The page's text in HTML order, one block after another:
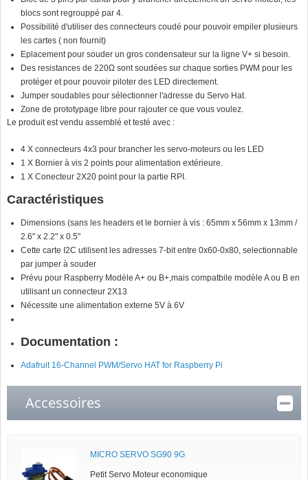
blocs sont regrouppé par 4.
Possibilité d'utiliser des connecteurs coudé pour pouvoir empiler plusieurs
les cartes ( non fournit)
Eplacement pour souder un gros condensateur sur la ligne V+ si besoin.
Des resistances de 220Ω sont soudées sur chaque sorties PWM pour les
protéger et pour pouvoir piloter des LED directement.
Jumper soudables pour sélectionner l'adresse du Servo Hat.
Zone de prototypage libre pour rajouter ce que vous voulez.
Le produit est vendu assemblé et testé avec :
4 X connecteurs 4x3 pour brancher les servo-moteurs ou les LED
1 X Bornier à vis 2 points pour alimentation extérieure.
1 X Conecteur 2X20 point pour la partie RPI.
Caractéristiques
Dimensions (sans les headers et le bornier à vis : 65mm x 56mm x 13mm /
2.6" x 2.2" x 0.5"
Cette carte I2C utilisent les adresses 7-bit entre 0x60-0x80, selectionnable
par jumper à souder
Prévu pour Raspberry Modèle A+ ou B+,mais compatbile modèle A ou B en
utilisant un connecteur 2X13
Nécessite une alimentation externe 5V à 6V
Documentation :
Adafruit 16-Channel PWM/Servo HAT for Raspberry Pi
Accessoires
MICRO SERVO SG90 9G
Petit Servo Moteur economique